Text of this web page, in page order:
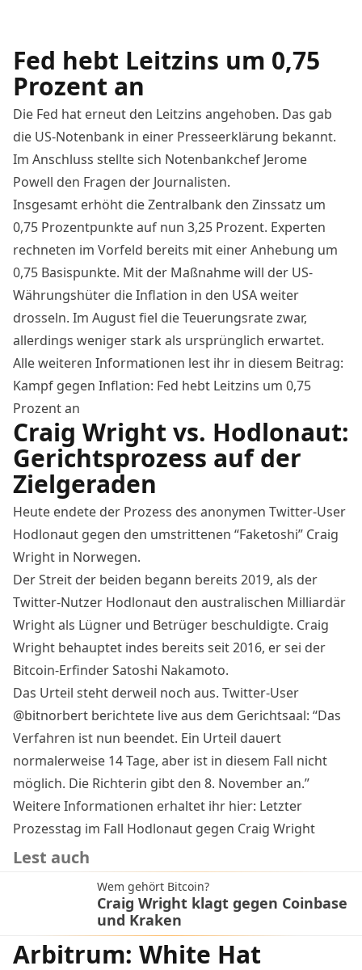
Fed hebt Leitzins um 0,75
Prozent an
Die Fed hat erneut den Leitzins angehoben. Das gab
die US-Notenbank in einer Presseerklärung bekannt.
Im Anschluss stellte sich Notenbankchef Jerome
Powell den Fragen der Journalisten.
Insgesamt erhöht die Zentralbank den Zinssatz um
0,75 Prozentpunkte auf nun 3,25 Prozent. Experten
rechneten im Vorfeld bereits mit einer Anhebung um
0,75 Basispunkte. Mit der Maßnahme will der US-
Währungshüter die Inflation in den USA weiter
drosseln. Im Augustfiel die Teuerungsratezwar,
allerdings weniger stark als ursprünglich erwartet.
Alle weiteren Informationen lest ihr in diesem Beitrag:
Kampf gegen Inflation: Fed hebt Leitzins um 0,75
Prozent an
Craig Wright vs. Hodlonaut:
Gerichtsprozess auf der
Zielgeraden
Heute endete der Prozess des anonymen Twitter-User
Hodlonaut gegen den umstrittenen “Faketoshi” Craig
Wright in Norwegen.
Der Streit der beiden begann bereits 2019, als der
Twitter-Nutzer Hodlonaut den australischen Milliardär
Wright als Lügner und Betrüger beschuldigte. Craig
Wright behauptet indes bereits seit 2016, er sei der
Bitcoin-Erfinder Satoshi Nakamoto.
Das Urteil steht derweil noch aus. Twitter-User
@bitnorbert berichtete live aus dem Gerichtsaal: “Das
Verfahren ist nun beendet. Ein Urteil dauert
normalerweise 14 Tage, aber ist in diesem Fall nicht
möglich. Die Richterin gibt den 8. November an.”
Weitere Informationen erhaltet ihr hier: Letzter
Prozesstag im Fall Hodlonaut gegen Craig Wright
Lest auch
Wem gehört Bitcoin?
Craig Wright klagt gegen Coinbase
und Kraken
Arbitrum: White Hat